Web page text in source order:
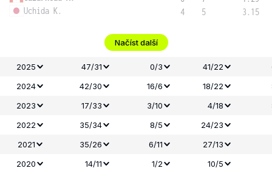
Uchida K.
4
5
3.15
Načíst další
2025 47/31 0/3 41/22
2024
42/30 16/6 18/22
2023
17/33 3/10 4/18
2022
35/34 8/5 24/23
2021
35/26 6/11
27/13
2020
14/11 1/2 10/5